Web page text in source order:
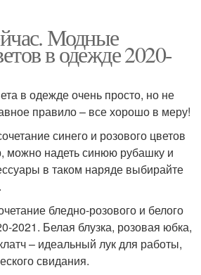
Модные
в одежде 2020-
в одежде очень просто, но не
правило – все хорошо в меру!
синего и розового цветов
можно надеть синюю рубашку и
в таком наряде выбирайте
бледно-розового и белого
2021. Белая блузка, розовая юбка,
– идеальный лук для работы,
свидания.